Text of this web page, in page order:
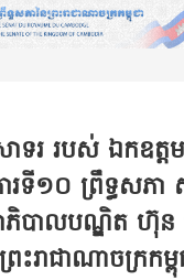
ទរ របស់ ឯកឧត្ត
រទី១០ ព្រឹទ្ធសភ
ាភិបាលបណ្ឌិត ហ៊ុ
រះរាជាណាចក្រកម្ពុ